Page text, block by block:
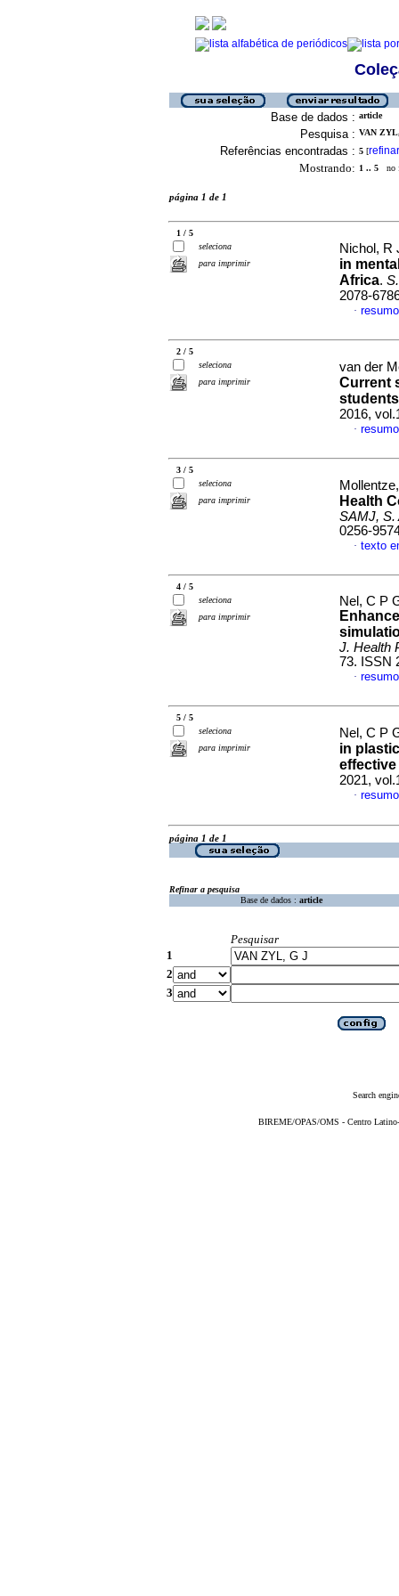
Base de dados : article
Pesquisa : VAN
Referências encontradas : 5 [refinar
Mostrando: 1 .. 5 no
página 1 de 1
1 / 5
seleciona
para imprimir
Nichol, R
in
Africa.
2078-
·
2 / 5
seleciona
para imprimir
van der
Current
2016,
·
3 / 5
seleciona
para imprimir
Health
SAMJ, S.
0256-
· texto
4 / 5
seleciona
para imprimir
Nel, C P
J. Health
73. ISSN
·
5 / 5
seleciona
para imprimir
Nel, C P
in
2021,
·
página 1 de 1
Refinar a pesquisa
Base de dados : article
Pesquisar
1
2
3
Search
BIREME/OPAS/OMS - Centro Latino-